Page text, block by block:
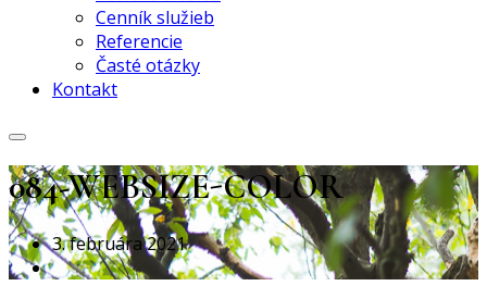
Cenník služieb
Referencie
Časté otázky
Kontakt
084-WEBSIZE-COLOR
3. februára 2021